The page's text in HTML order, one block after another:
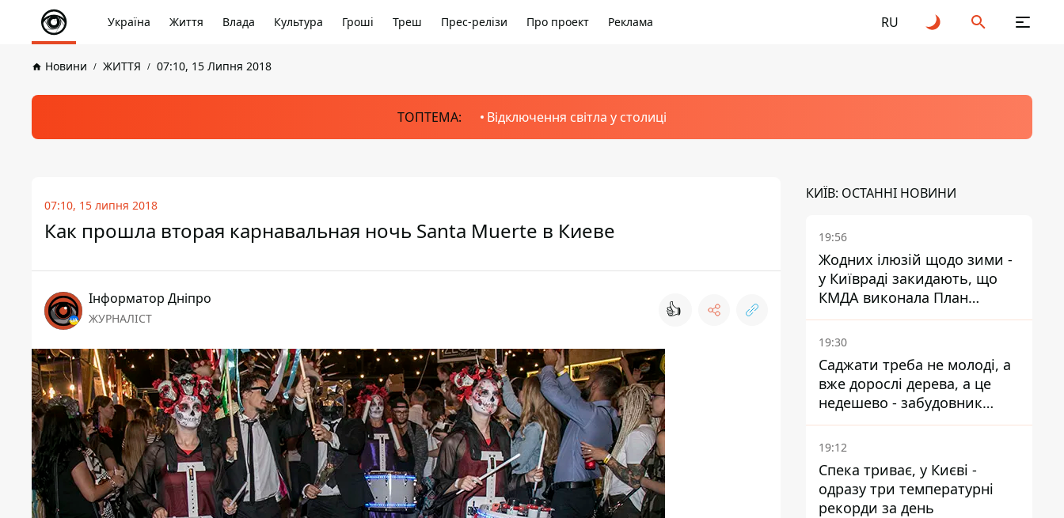
Україна Життя Влада Культура Гроші Треш Прес-релізи Про проект Реклама RU
Новини ЖИТТЯ 07:10, 15 Липня 2018
ТОПТЕМА: Відключення світла у столиці
07:10, 15 липня 2018
Как прошла вторая карнавальная ночь Santa Muerte в Киеве
Інформатор Дніпро
ЖУРНАЛІСТ 👍
КИЇВ: ОСТАННІ НОВИНИ
19:56
Жодних ілюзій щодо зими -
у Київраді закидають, що
КМДА виконала План
стійкості на 20%
19:30
Саджати треба не молоді, а
вже дорослі дерева, а це
недешево - забудовник
Ніконов
19:12
Спека триває, у Києві -
одразу три температурні
рекорди за день